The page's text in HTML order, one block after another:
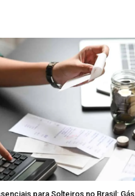
para Solteiros no Brasil: Gás,